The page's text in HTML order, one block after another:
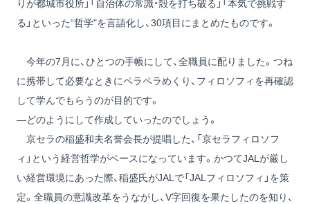
りが都城市役所」「自治体の常識・殻を打ち破る」「本気で挑戦す
る」といった“哲学"を言語化し、30項目にまとめたものです。
今年の7月に、ひとつの手帳にして、全職員に配りました。つね
に携帯して必要なときにペラペラめくり、フィロソフィを再確認
して学んでもらうのが目的です。
―どのようにして作成していったのでしょう。
京セラの稲盛和夫名誉会長が提唱した、「京セラフィロソフ
ィ」という経営哲学がベースになっています。かつてJALが厳し
い経営環境にあった際、稲盛氏がJALで「JALフィロソフィ」を策
定。全職員の意識改革をうながし、V字回復を果たしたのを知り、